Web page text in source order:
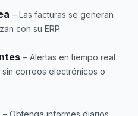
– Las facturas se generan
con su ERP
– Alertas en tiempo real
correos electrónicos o
– Obtenga informes diarios,